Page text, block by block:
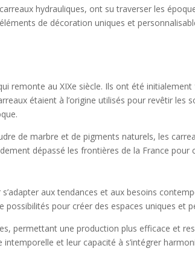
hydrauliques, ont su traverser les
de décoration uniques et
au XIXe siècle. Ils ont été initialement
étaient à l’origine utilisés pour revêtir
de marbre et de pigments naturels, les
dépassé les frontières de la France pour
aux tendances et aux besoins
pour créer des espaces uniques et
permettant une production plus efficace et
et leur capacité à s’intégrer